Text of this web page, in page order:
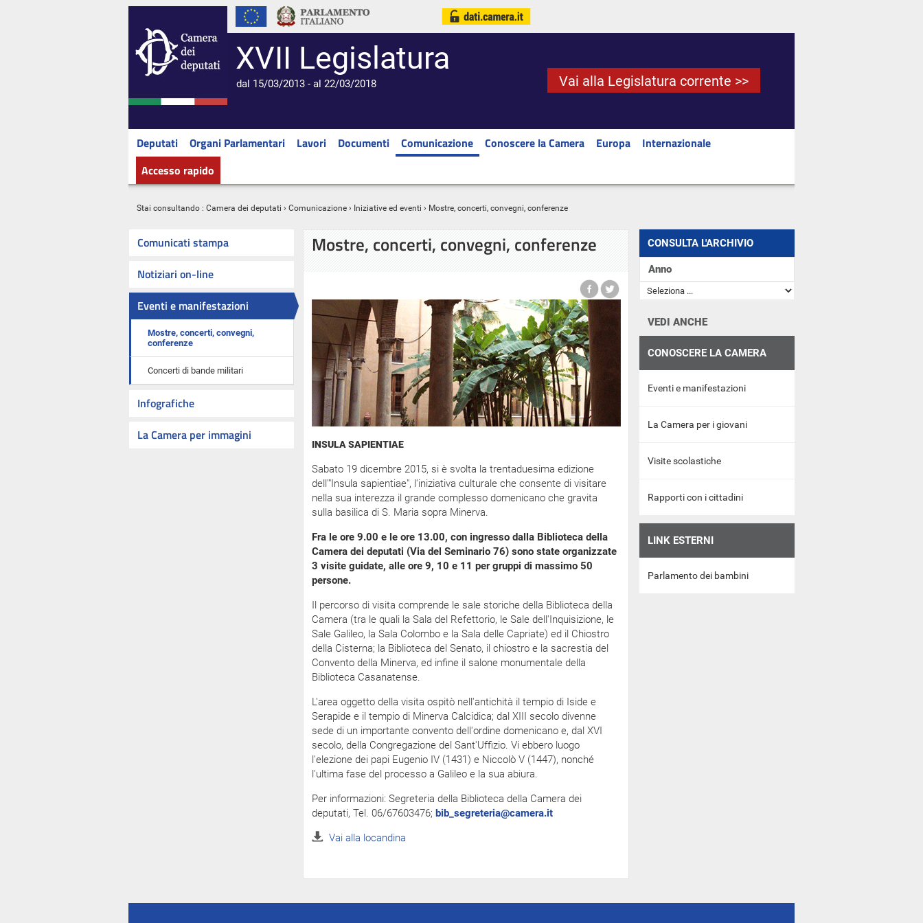
XVII Legislatura
dal 15/03/2013 - al 22/03/2018 Vai alla Legislatura corrente >>
Deputati Organi Parlamentari Lavori Documenti Comunicazione Conoscere la Camera Europa
Internazionale
Accesso rapido
Stai consultando : Camera dei deputati › Comunicazione › Iniziative ed eventi › Mostre, concerti, convegni, conferenze
Comunicati stampa
Notiziari on-line
Eventi e manifestazioni
Mostre, concerti, convegni,
conferenze
Concerti di bande militari
Infografiche
La Camera per immagini
Mostre, concerti, convegni, conferenze
INSULA SAPIENTIAE
Sabato 19 dicembre 2015, si è svolta la trentaduesima edizione
dell'"Insula sapientiae", l'iniziativa culturale che consente di visitare
nella sua interezza il grande complesso domenicano che gravita
sulla basilica di S. Maria sopra Minerva.
Fra le ore 9.00 e le ore 13.00, con ingresso dalla Biblioteca della
Camera dei deputati (Via del Seminario 76) sono state organizzate
3 visite guidate, alle ore 9, 10 e 11 per gruppi di massimo 50
persone.
Il percorso di visita comprende le sale storiche della Biblioteca della
Camera (tra le quali la Sala del Refettorio, le Sale dell'Inquisizione, le
Sale Galileo, la Sala Colombo e la Sala delle Capriate) ed il Chiostro
della Cisterna; la Biblioteca del Senato, il chiostro e la sacrestia del
Convento della Minerva, ed infine il salone monumentale della
Biblioteca Casanatense.
L'area oggetto della visita ospitò nell'antichità il tempio di Iside e
Serapide e il tempio di Minerva Calcidica; dal XIII secolo divenne
sede di un importante convento dell'ordine domenicano e, dal XVI
secolo, della Congregazione del Sant'Uffizio. Vi ebbero luogo
l'elezione dei papi Eugenio IV (1431) e Niccolò V (1447), nonché
l'ultima fase del processo a Galileo e la sua abiura.
Per informazioni: Segreteria della Biblioteca della Camera dei
deputati, Tel. 06/67603476; bib_segreteria@camera.it
Vai alla locandina
CONSULTA L'ARCHIVIO
Anno
VEDI ANCHE
CONOSCERE LA CAMERA
Eventi e manifestazioni
La Camera per i giovani
Visite scolastiche
Rapporti con i cittadini
LINK ESTERNI
Parlamento dei bambini